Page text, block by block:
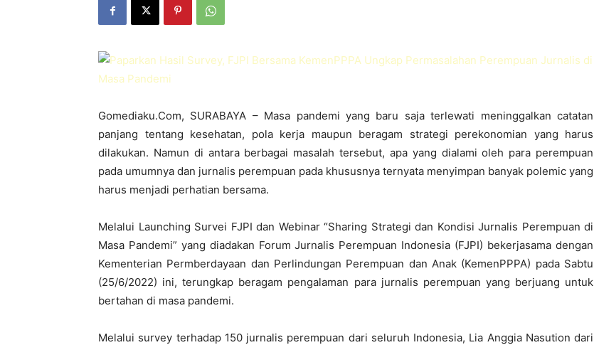
Gomediaku.Com, SURABAYA – Masa pandemi yang baru saja terlewati meninggalkan catatan
panjang tentang kesehatan, pola kerja maupun beragam strategi perekonomian yang harus
dilakukan. Namun di antara berbagai masalah tersebut, apa yang dialami oleh para perempuan
pada umumnya dan jurnalis perempuan pada khususnya ternyata menyimpan banyak polemic yang
harus menjadi perhatian bersama.
Melalui Launching Survei FJPI dan Webinar “Sharing Strategi dan Kondisi Jurnalis Perempuan di
Masa Pandemi” yang diadakan Forum Jurnalis Perempuan Indonesia (FJPI) bekerjasama dengan
Kementerian Permberdayaan dan Perlindungan Perempuan dan Anak (KemenPPPA) pada Sabtu
(25/6/2022) ini, terungkap beragam pengalaman para jurnalis perempuan yang berjuang untuk
bertahan di masa pandemi.
Melalui survey terhadap 150 jurnalis perempuan dari seluruh Indonesia, Lia Anggia Nasution dari